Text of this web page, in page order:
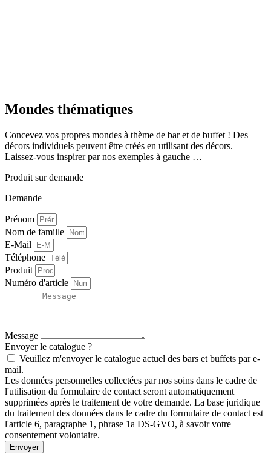
Mondes thématiques
Concevez vos propres mondes à thème de bar et de buffet ! Des
décors individuels peuvent être créés en utilisant des décors.
Laissez-vous inspirer par nos exemples à gauche …
Produit sur demande
Demande
Prénom
Nom de famille
E-Mail
Téléphone
Produit
Numéro d'article
Message
Envoyer le catalogue ?
Veuillez m'envoyer le catalogue actuel des bars et buffets par e-
mail.
Les données personnelles collectées par nos soins dans le cadre de
l'utilisation du formulaire de contact seront automatiquement
supprimées après le traitement de votre demande. La base juridique
du traitement des données dans le cadre du formulaire de contact est
l'article 6, paragraphe 1, phrase 1a DS-GVO, à savoir votre
consentement volontaire.
Envoyer